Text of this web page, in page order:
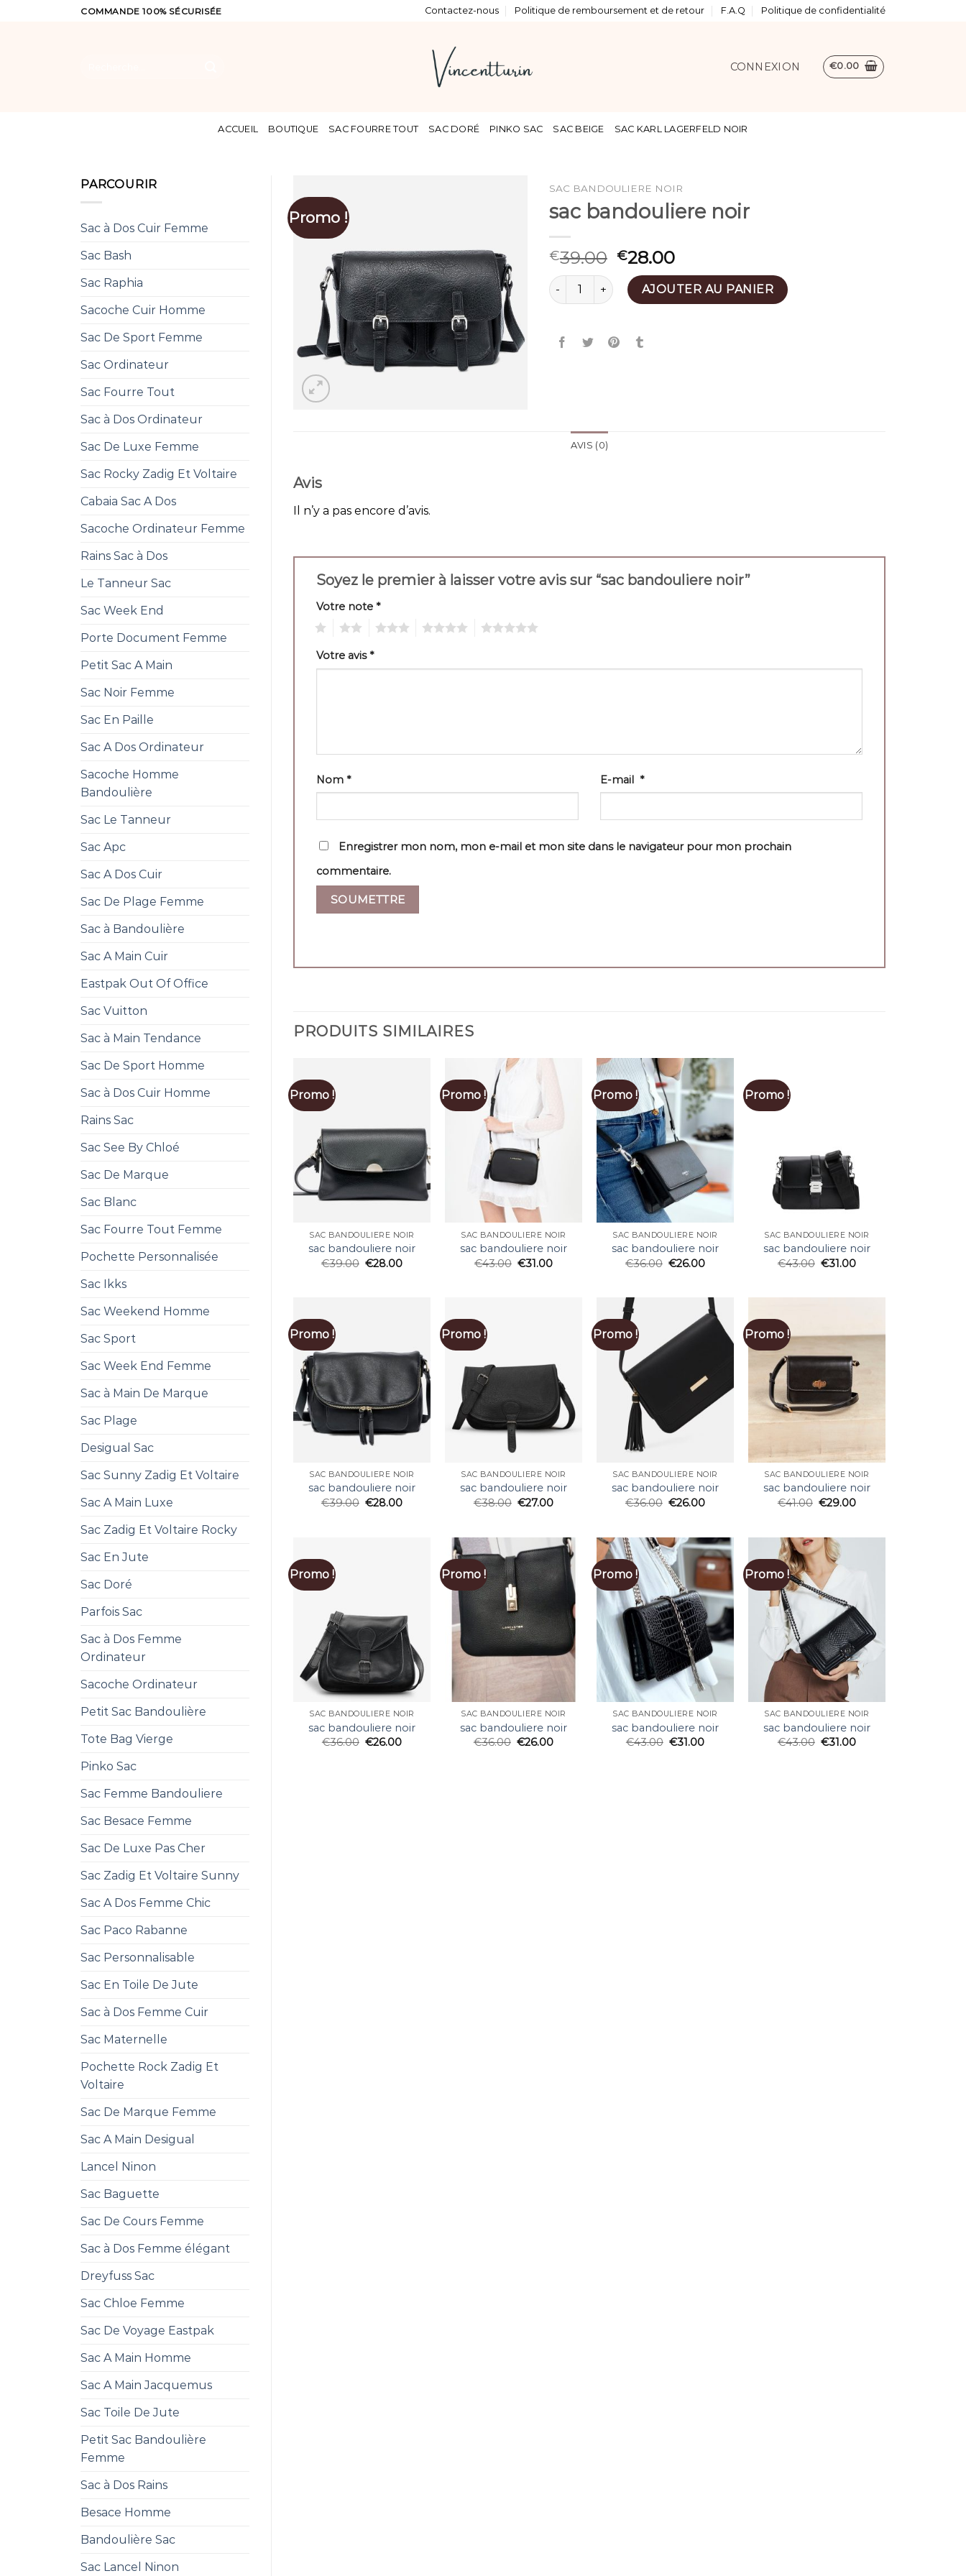
COMMANDE 100% SÉCURISÉE Contactez-nous Politique de remboursement et de retour F.A.Q Politique de confidentialité
CONNEXION €0.00
ACCUEIL BOUTIQUE SAC FOURRE TOUT SAC DORÉ PINKO SAC SAC BEIGE SAC KARL LAGERFELD NOIR
PARCOURIR
Sac à Dos Cuir Femme
Sac Bash
Sac Raphia
Sacoche Cuir Homme
Sac De Sport Femme
Sac Ordinateur
Sac Fourre Tout
Sac à Dos Ordinateur
Sac De Luxe Femme
Sac Rocky Zadig Et Voltaire
Cabaia Sac A Dos
Sacoche Ordinateur Femme
Rains Sac à Dos
Le Tanneur Sac
Sac Week End
Porte Document Femme
Petit Sac A Main
Sac Noir Femme
Sac En Paille
Sac A Dos Ordinateur
Sacoche Homme
Bandoulière
Sac Le Tanneur
Sac Apc
Sac A Dos Cuir
Sac De Plage Femme
Sac à Bandoulière
Sac A Main Cuir
Eastpak Out Of Office
Sac Vuitton
Sac à Main Tendance
Sac De Sport Homme
Sac à Dos Cuir Homme
Rains Sac
Sac See By Chloé
Sac De Marque
Sac Blanc
Sac Fourre Tout Femme
Pochette Personnalisée
Sac Ikks
Sac Weekend Homme
Sac Sport
Sac Week End Femme
Sac à Main De Marque
Sac Plage
Desigual Sac
Sac Sunny Zadig Et Voltaire
Sac A Main Luxe
Sac Zadig Et Voltaire Rocky
Sac En Jute
Sac Doré
Parfois Sac
Sac à Dos Femme
Ordinateur
Sacoche Ordinateur
Petit Sac Bandoulière
Tote Bag Vierge
Pinko Sac
Sac Femme Bandouliere
Sac Besace Femme
Sac De Luxe Pas Cher
Sac Zadig Et Voltaire Sunny
Sac A Dos Femme Chic
Sac Paco Rabanne
Sac Personnalisable
Sac En Toile De Jute
Sac à Dos Femme Cuir
Sac Maternelle
Pochette Rock Zadig Et
Voltaire
Sac De Marque Femme
Sac A Main Desigual
Lancel Ninon
Sac Baguette
Sac De Cours Femme
Sac à Dos Femme élégant
Dreyfuss Sac
Sac Chloe Femme
Sac De Voyage Eastpak
Sac A Main Homme
Sac A Main Jacquemus
Sac Toile De Jute
Petit Sac Bandoulière
Femme
Sac à Dos Rains
Besace Homme
Bandoulière Sac
Sac Lancel Ninon
Promo !
SAC BANDOULIERE NOIR
sac bandouliere noir
€39.00 €28.00
quantité de sac bandouliere noir
AJOUTER AU PANIER
AVIS (0)
Avis
Il n’y a pas encore d’avis.
Soyez le premier à laisser votre avis sur “sac bandouliere noir”
Votre note *
Votre avis*
Nom * E-mail *
Enregistrer mon nom, mon e-mail et mon site dans le navigateur pour mon prochain
commentaire.
PRODUITS SIMILAIRES
Promo !
SAC BANDOULIERE NOIR
sac bandouliere noir
€39.00 €28.00
Promo !
SAC BANDOULIERE NOIR
sac bandouliere noir
€43.00 €31.00
Promo !
SAC BANDOULIERE NOIR
sac bandouliere noir
€36.00 €26.00
Promo !
SAC BANDOULIERE NOIR
sac bandouliere noir
€43.00 €31.00
Promo !
SAC BANDOULIERE NOIR
sac bandouliere noir
€39.00 €28.00
Promo !
SAC BANDOULIERE NOIR
sac bandouliere noir
€38.00 €27.00
Promo !
SAC BANDOULIERE NOIR
sac bandouliere noir
€36.00 €26.00
Promo !
SAC BANDOULIERE NOIR
sac bandouliere noir
€41.00 €29.00
Promo !
SAC BANDOULIERE NOIR
sac bandouliere noir
€36.00 €26.00
Promo !
SAC BANDOULIERE NOIR
sac bandouliere noir
€36.00 €26.00
Promo !
SAC BANDOULIERE NOIR
sac bandouliere noir
€43.00 €31.00
Promo !
SAC BANDOULIERE NOIR
sac bandouliere noir
€43.00 €31.00